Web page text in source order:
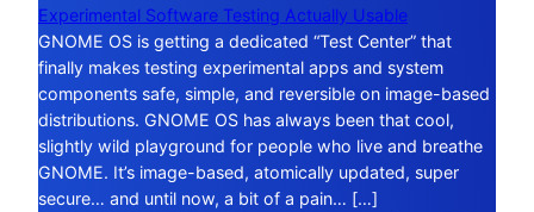
Experimental Software Testing Actually Usable
GNOME OS is getting a dedicated “Test Center” that
finally makes testing experimental apps and system
components safe, simple, and reversible on image-based
distributions. GNOME OS has always been that cool,
slightly wild playground for people who live and breathe
GNOME. It’s image-based, atomically updated, super
secure… and until now, a bit of a pain… […]